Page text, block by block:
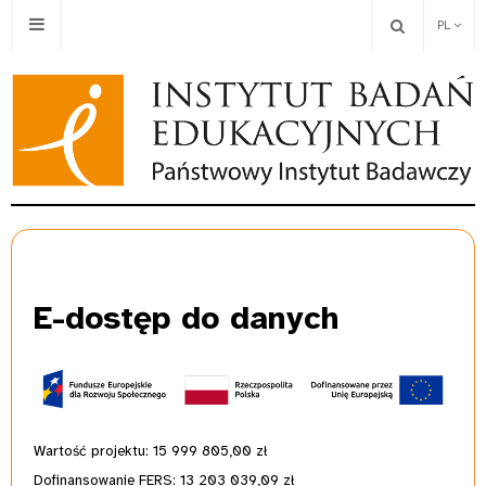
PL
E-dostęp do danych
Wartość projektu: 15 999 805,00 zł
Dofinansowanie FERS: 13 203 039,09 zł